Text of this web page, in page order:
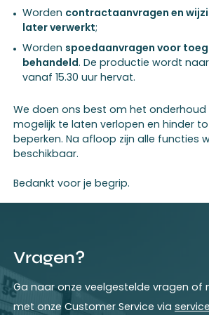
Worden contractaanvragen en
later verwerkt;
Worden spoedaanvragen voor
behandeld. De productie wordt
vanaf 15.30 uur hervat.
We doen ons best om het onderhoud
mogelijk te laten verlopen en hinder
beperken. Na afloop zijn alle functies
beschikbaar.
Bedankt voor je begrip.
Vragen?
Ga naar onze veelgestelde vragen
met onze Customer Service via